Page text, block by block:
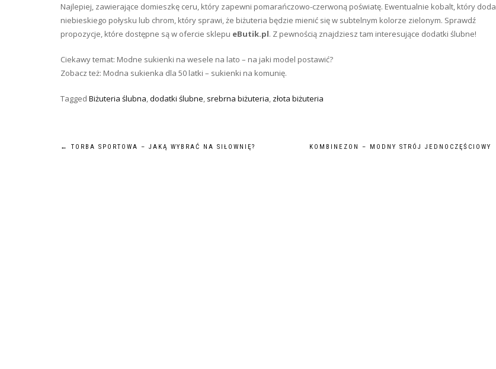
Najlepiej, zawierające domieszkę ceru, który zapewni pomarańczowo-czerwoną poświatę. Ewentualnie kobalt, który doda
niebieskiego połysku lub chrom, który sprawi, że biżuteria będzie mienić się w subtelnym kolorze zielonym. Sprawdź
propozycje, które dostępne są w ofercie sklepu eButik.pl. Z pewnością znajdziesz tam interesujące dodatki ślubne!
Ciekawy temat: Modne sukienki na wesele na lato – na jaki model postawić?
Zobacz też: Modna sukienka dla 50 latki – sukienki na komunię.
Tagged Biżuteria ślubna,dodatki ślubne, srebrna biżuteria, złota biżuteria
Nawigacja
← TORBA SPORTOWA – JAKĄ WYBRAĆ NA SIŁOWNIĘ? KOMBINEZON – MODNY STRÓJ JEDNOCZĘŚCIOWY